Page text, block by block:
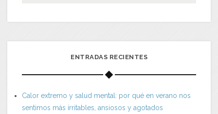
ENTRADAS RECIENTES
Calor extremo y salud mental: por qué en verano nos
sentimos más irritables, ansiosos y agotados